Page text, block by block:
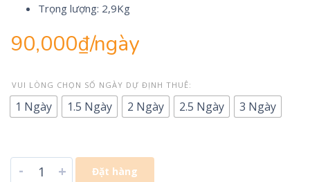
Trọng lượng: 2,9Kg
90,000₫/ngày
VUI LÒNG CHỌN SỐ NGÀY DỰ ĐỊNH THUÊ:
1 Ngày 1.5 Ngày 2 Ngày 2.5 Ngày 3 Ngày
- + Đặt hàng